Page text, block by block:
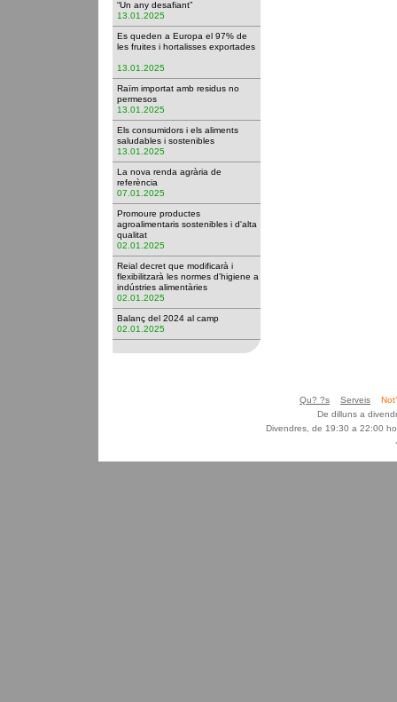
“Un any desafiant”
13.01.2025
Es queden a Europa el 97% de
les fruites i hortalisses exportades
13.01.2025
Raïm importat amb residus no
permesos
13.01.2025
Els consumidors i els aliments
saludables i sostenibles
13.01.2025
La nova renda agrària de
referència
07.01.2025
Promoure productes
agroalimentaris sostenibles i d'alta
qualitat
02.01.2025
Reial decret que modificarà i
flexibilitzarà les normes d'higiene a
indústries alimentàries
02.01.2025
Balanç del 2024 al camp
02.01.2025
Qu? ?s Serveis
De dilluns a
Divendres, de 19:30 a 22:00